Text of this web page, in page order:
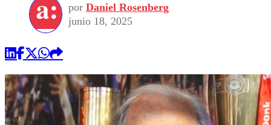
por Daniel Rosenberg
junio 18, 2025